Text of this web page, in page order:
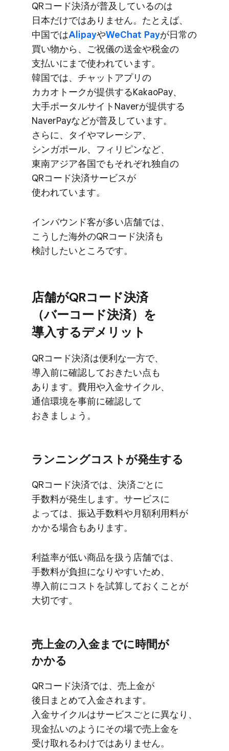
QRコード決済が​​普及しているのは​​
日本だけでは​​ありません。​​た​とえば、​​
中国では​​Alipayや​​WeChat Payが​​日常の​​
買い物から、​​ご祝儀の​​送金や​​税金の​​
支払いにまで​​使われています。​​
韓国では、​​チャットアプリの​​
カカオトークが​​提供する​​KakaoPay、​​
大手ポータルサイトNaverが​​提供する​​
NaverPayなどが​​普及しています。​​
さらに、​​タイや​​マレーシア、​​
シンガポール、​​フィリピンなど、​​
東南アジア各国でも​​それぞれ独自の​​
QRコード決済サービスが​​
使われています。
インバウンド客が​​多い​​店舗では、​​
こうした​​海外の​​QRコード決済も​​
検討したい​ところです。
店舗が​QRコード決済​
（バーコード決済）を​
導入する​デメリット
QRコード決済は​便利な​一方で、​
導入前に​確認して​おきたい点も​
あります。​費用や​入金サイクル、​
通信環境を​事前に​確認して​
おきましょう。
ランニングコストが​発生する
QRコード決済では、​決済ごとに​
手数料が​発生します。​サービスに​
よっては、​振込手​数料や​月額利用料が​
かかる​場合も​あります。
利益率が​低い​商品を​扱う​店舗では、​
手数料が​負担に​なりやす​いため、​
導入前に​コストを​試算しておく​ことが​
大切です。
売上金の​入金までに​時間が​
かかる
QRコード決済では、​売上金が​
後日まとめて​入金されます。​
入金サイクルは​サービスごとに​異なり、​
現金払いのように​その場で​売上金を​
受け取れる​わけでは​ありません。